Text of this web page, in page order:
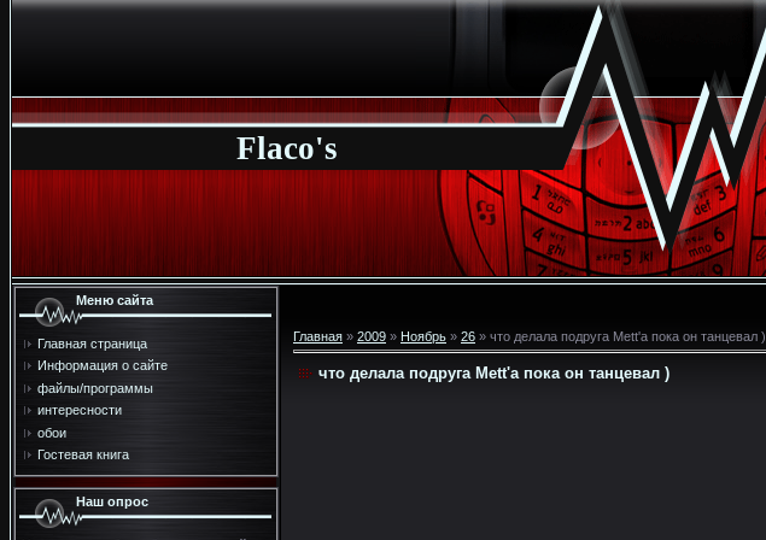
Flaco's
Меню сайта
Главная страница
Информация о сайте
файлы/программы
интересности
обои
Гостевая книга
Наш опрос
Главная » 2009 » Ноябрь » 26 » что делала подруга Mett'а пока он танцевал )
что делала подруга Mett'а пока он танцевал )